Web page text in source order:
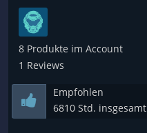
8 Produkte im Account
1 Reviews
Empfohlen
6810 Std. insgesamt